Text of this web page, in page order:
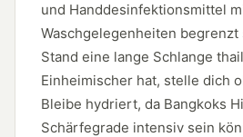
und Handdesinfektionsmittel
Waschgelegenheiten begrenzt
Stand eine lange Schlange
Einheimischer hat, stelle dich
Bleibe hydriert, da Bangkoks
Schärfegrade intensiv sein